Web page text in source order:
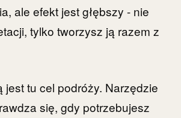
ale efekt jest głębszy - nie
tylko tworzysz ją razem z
jest tu cel podróży. Narzędzie
się, gdy potrzebujesz